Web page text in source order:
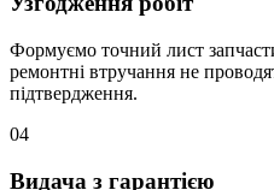
Формуємо точний лист
ремонтні втручання не
підтвердження.
04
Видача з гарантією